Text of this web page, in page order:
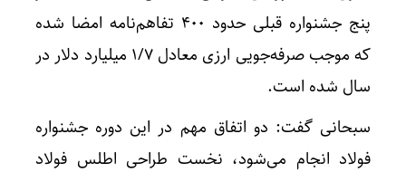
پنج جشنواره قبلی حدود ۴۰۰ تفاهم‌نامه امضا شده
که موجب صرفه‌جویی ارزی معادل ۱/۷ میلیارد دلار در
سال شده است.
سبحانی گفت: دو اتفاق مهم در این دوره جشنواره
فولاد انجام می‌شود، نخست طراحی اطلس فولاد